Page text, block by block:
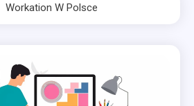
Workation W Polsce